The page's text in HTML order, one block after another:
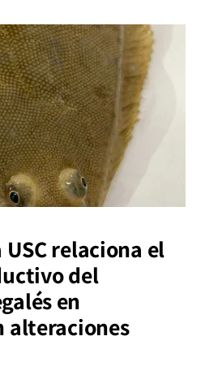
relaciona el
del
en
alteraciones